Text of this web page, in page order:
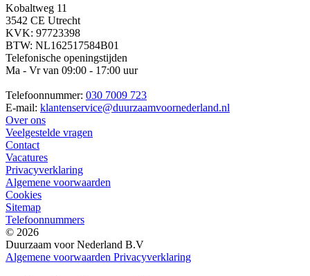
Kobaltweg 11
3542 CE Utrecht
KVK: 97723398
BTW: NL162517584B01
Telefonische openingstijden
Ma - Vr van 09:00 - 17:00 uur
Telefoonnummer: 030 7009 723
E-mail: klantenservice@duurzaamvoornederland.nl
Over ons
Veelgestelde vragen
Contact
Vacatures
Privacyverklaring
Algemene voorwaarden
Cookies
Sitemap
Telefoonnummers
© 2026
Duurzaam voor Nederland B.V
Algemene voorwaarden Privacyverklaring